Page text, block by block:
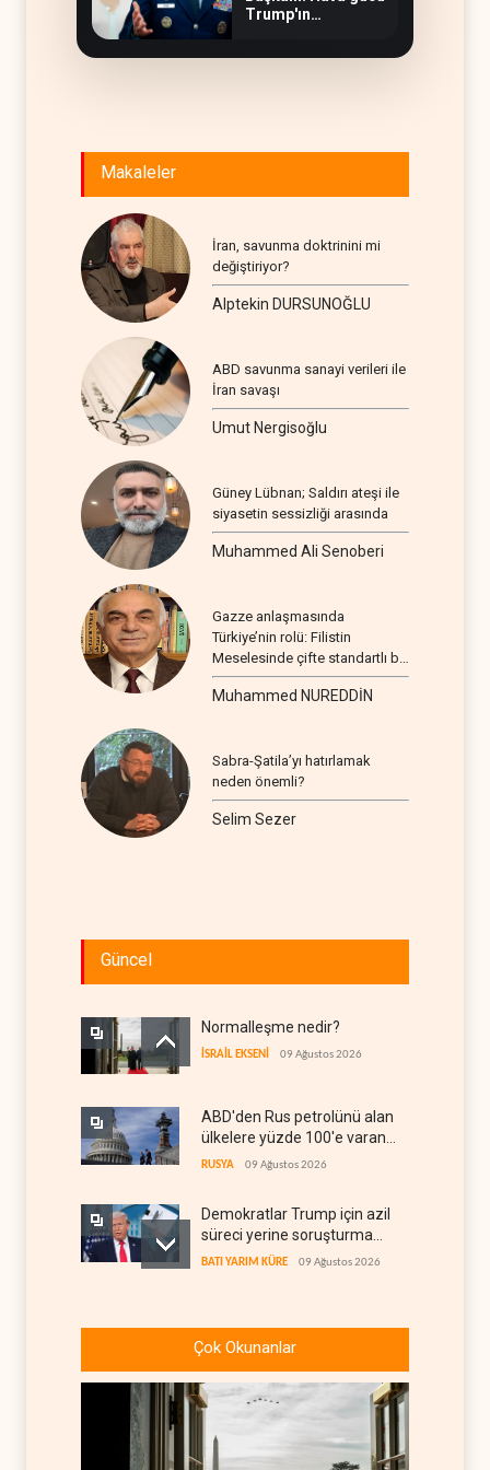
Trump'ın
Makaleler
İran, savunma doktrinini mi
değiştiriyor?
Alptekin DURSUNOĞLU
ABD savunma sanayi verileri ile
İran savaşı
Umut Nergisoğlu
Güney Lübnan; Saldırı ateşi ile
siyasetin sessizliği arasında
Muhammed Ali Senoberi
Gazze anlaşmasında
Türkiye’nin rolü: Filistin
Meselesinde çifte standartlı bir
seyir
Muhammed NUREDDİN
Sabra-Şatila’yı hatırlamak
neden önemli?
Selim Sezer
Güncel
Normalleşme nedir?
İSRAİL EKSENİ 09 Ağustos 2026
ABD'den Rus petrolünü alan
ülkelere yüzde 100'e varan
gümrük vergisi
RUSYA 09 Ağustos 2026
Demokratlar Trump için azil
süreci yerine soruşturma
hazırlıyor
BATI YARIM KÜRE 09 Ağustos 2026
Afrika'daki petrol
üreticilerine yaradı
Pentagon silah şirketlerine
BATI YARIM KÜRE 09 Ağustos 2026
Çok Okunanlar